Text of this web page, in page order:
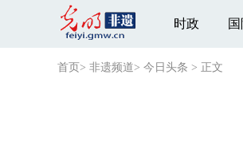
时政
首页 > 非遗频道> 今日头条 > 正文